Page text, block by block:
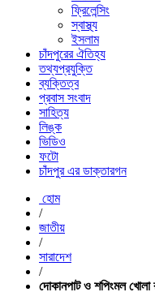
ফ্রিলেন্সিং
স্বাস্থ্য
ইসলাম
চাঁদপুরের ঐতিহ্য
তথ্যপ্রযুক্তি
ব্যক্তিত্ব
প্রবাস সংবাদ
সাহিত্য
লিঙ্ক
ভিডিও
ফটো
চাঁদপুর এর ডাক্তারগন
হোম
/
জাতীয়
/
সারাদেশ
/
দোকানপাট ও শপিংমল খোলা